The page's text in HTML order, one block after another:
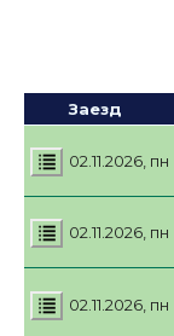
Заезд
02.11.2026, пн
02.11.2026, пн
02.11.2026, пн